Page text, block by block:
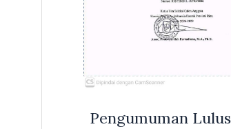
Pengumuman